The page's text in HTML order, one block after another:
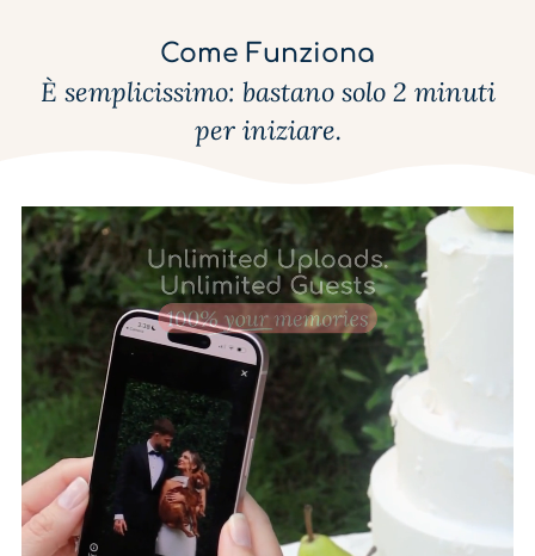
Come Funziona
È semplicissimo: bastano solo 2 minuti
per iniziare.